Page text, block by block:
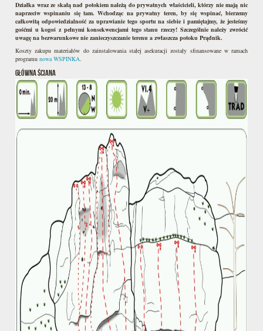
Działka wraz ze skałą nad potokiem należą do prywatnych właścicieli, którzy nie mają nic
naprzeciw wspinaniu się tam. Wchodząc na prywatny teren, by się wspinać, bierzemy
całkowitą odpowiedzialność za uprawianie tego sportu na siebie i pamiętajmy, że jesteśmy
gośćmi u kogoś z pełnymi konsekwencjami tego stanu rzeczy! Szczególnie należy zwrócić
uwagę na bezwarunkowe nie zanieczyszczanie terenu a zwłaszcza potoku Prądnik.
Koszty zakupu materiałów do zainstalowania stałej asekuracji zostały sfinansowane w ramach
programu nowa WSPINKA.
GŁÓWNA ŚCIANA